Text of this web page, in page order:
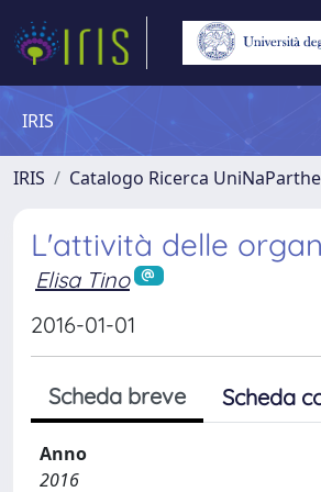
IRIS
IRIS Catalogo Ricerca
L'attività delle
Elisa Tino
2016-01-01
Scheda breve Scheda
Anno
2016